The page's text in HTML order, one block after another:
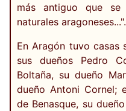
más antiguo que
naturales aragoneses...".
En Aragón tuvo casas
sus dueños Pedro
Boltaña, su dueño
dueño Antoni Cornel;
de Benasque, su